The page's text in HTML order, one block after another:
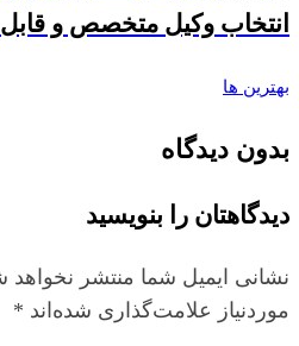
انتخاب وکیل متخصص و قابل
بهترین ها
بدون دیدگاه
دیدگاهتان را بنویسید
نشانی ایمیل شما منتشر نخواهد
موردنیاز علامت‌گذاری شده‌اند *